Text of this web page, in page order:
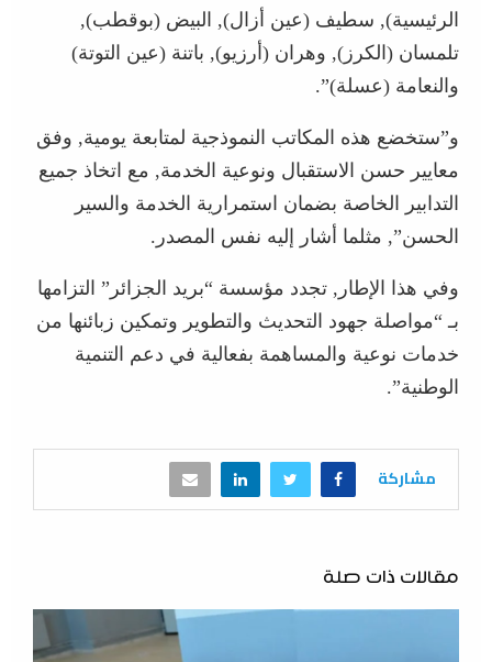
الرئيسية), سطيف (عين أزال), البيض (بوقطب),
تلمسان (الكرز), وهران (أرزيو), باتنة (عين التوتة)
والنعامة (عسلة)”.
و”ستخضع هذه المكاتب النموذجية لمتابعة يومية, وفق
معايير حسن الاستقبال ونوعية الخدمة, مع اتخاذ جميع
التدابير الخاصة بضمان استمرارية الخدمة والسير
الحسن”, مثلما أشار إليه نفس المصدر.
وفي هذا الإطار, تجدد مؤسسة “بريد الجزائر” التزامها
بـ “مواصلة جهود التحديث والتطوير وتمكين زبائنها من
خدمات نوعية والمساهمة بفعالية في دعم التنمية
الوطنية”.
مشاركة
مقالات ذات صلة